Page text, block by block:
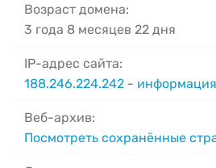
Возраст домена:
3 года 8 месяцев 22 дня
IP-адрес сайта:
188.246.224.242 -
Веб-архив:
Посмотреть сохранённые